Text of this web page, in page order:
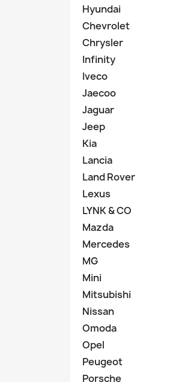
Hyundai
Chevrolet
Chrysler
Infinity
Iveco
Jaecoo
Jaguar
Jeep
Kia
Lancia
Land Rover
Lexus
LYNK & CO
Mazda
Mercedes
MG
Mini
Mitsubishi
Nissan
Omoda
Opel
Peugeot
Porsche